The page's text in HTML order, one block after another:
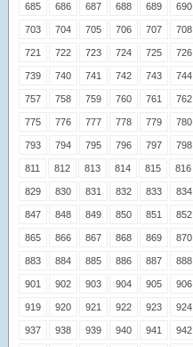
685 686 687 688 689 690
703 704 705 706 707 708
721 722 723 724 725 726
739 740 741 742 743 744
757 758 759 760 761 762
775 776 777 778 779 780
793 794 795 796 797 798
811 812 813 814 815 816
829 830 831 832 833 834
847 848 849 850 851 852
865 866 867 868 869 870
883 884 885 886 887 888
901 902 903 904 905 906
919 920 921 922 923 924
937 938 939 940 941 942